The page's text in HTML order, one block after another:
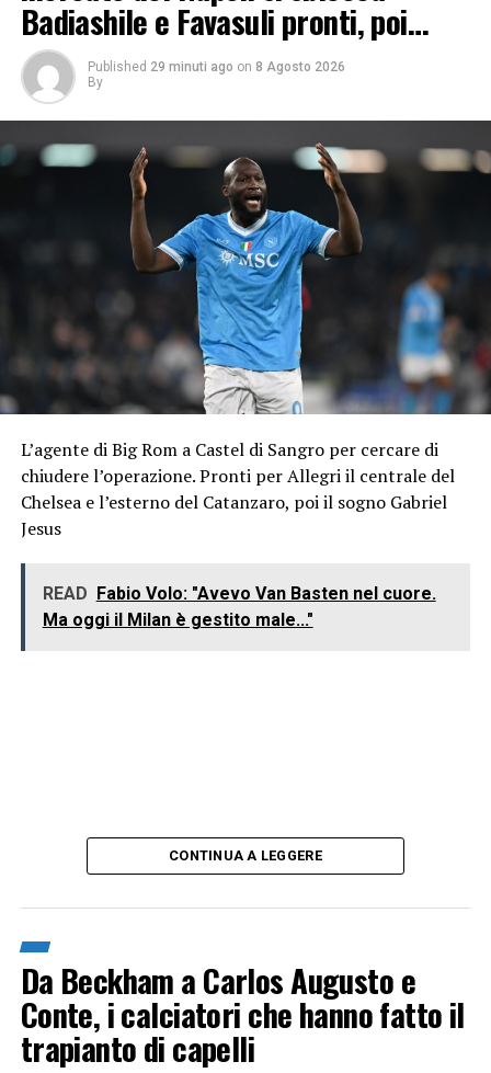
Badiashile e Favasuli pronti, poi…
Published 29 minuti ago on 8 Agosto 2026
By
L’agente di Big Rom a Castel di Sangro per cercare di
chiudere l’operazione. Pronti per Allegri il centrale del
Chelsea e l’esterno del Catanzaro, poi il sogno Gabriel
Jesus
READ
Fabio Volo: "Avevo Van Basten nel cuore.
Ma oggi il Milan è gestito male..."
CONTINUA A LEGGERE
Da Beckham a Carlos Augusto e
Conte, i calciatori che hanno fatto il
trapianto di capelli